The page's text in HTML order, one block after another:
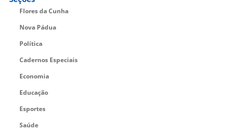
Flores da Cunha
Nova Pádua
Política
Cadernos Especiais
Economia
Educação
Esportes
Saúde